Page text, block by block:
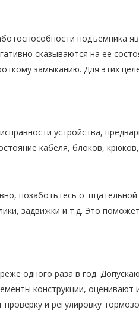
подъемника
сказываются на ее
замыканию. Для этих
устройства,
кабеля, блоков,
позаботьтесь о
задвижки и т.д. Это
одного раза в год.
конструкции,
и регулировку